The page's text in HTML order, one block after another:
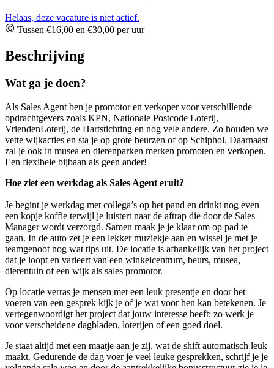
Helaas, deze vacature is niet actief.
Tussen €16,00 en €30,00 per uur
Beschrijving
Wat ga je doen?
Als Sales Agent ben je promotor en verkoper voor verschillende
opdrachtgevers zoals KPN, Nationale Postcode Loterij,
VriendenLoterij, de Hartstichting en nog vele andere. Zo houden we
vette wijkacties en sta je op grote beurzen of op Schiphol. Daarnaast
zal je ook in musea en dierenparken merken promoten en verkopen.
Een flexibele bijbaan als geen ander!
Hoe ziet een werkdag als Sales Agent eruit?
Je begint je werkdag met collega’s op het pand en drinkt nog even
een kopje koffie terwijl je luistert naar de aftrap die door de Sales
Manager wordt verzorgd. Samen maak je je klaar om op pad te
gaan. In de auto zet je een lekker muziekje aan en wissel je met je
teamgenoot nog wat tips uit. De locatie is afhankelijk van het project
dat je loopt en varieert van een winkelcentrum, beurs, musea,
dierentuin of een wijk als sales promotor.
Op locatie verras je mensen met een leuk presentje en door het
voeren van een gesprek kijk je of je wat voor hen kan betekenen. Je
vertegenwoordigt het project dat jouw interesse heeft; zo werk je
voor verscheidene dagbladen, loterijen of een goed doel.
Je staat altijd met een maatje aan je zij, wat de shift automatisch leuk
maakt. Gedurende de dag voer je veel leuke gesprekken, schrijf je je